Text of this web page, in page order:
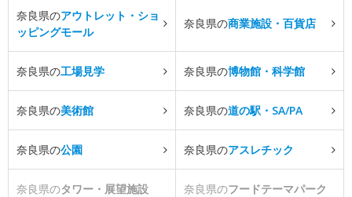
奈良県のアウトレット・ショ
ッピングモール
奈良県の商業施設・百貨店
奈良県の工場見学 奈良県の博物館・科学館
奈良県の美術館 奈良県の道の駅・SA/PA
奈良県の公園 奈良県のアスレチック
奈良県のタワー・展望施設 奈良県のフードテーマパーク